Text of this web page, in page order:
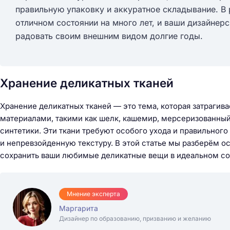
правильную упаковку и аккуратное складывание. В
отличном состоянии на много лет, и ваши
радовать своим внешним видом долгие годы.
Хранение деликатных тканей
Хранение деликатных тканей — это тема, которая
материалами, такими как шелк, кашемир,
синтетики. Эти ткани требуют особого ухода и
и непревзойденную текстуру. В этой статье мы разберём
сохранить ваши любимые деликатные вещи в идеальном
Мнение эксперта
Маргарита
Дизайнер по образованию, призванию и желанию